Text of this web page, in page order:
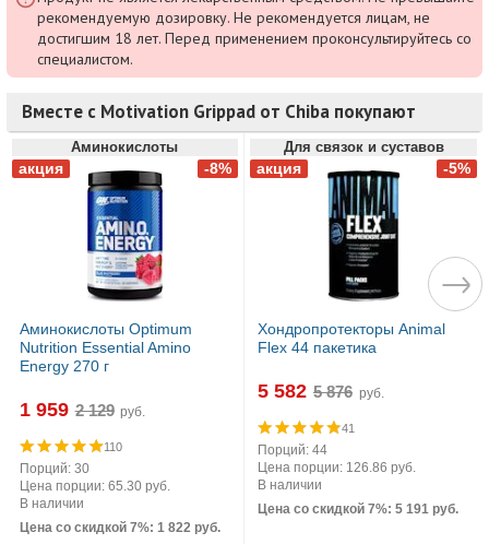
рекомендуемую дозировку. Не рекомендуется лицам, не
достигшим 18 лет. Перед применением проконсультируйтесь со
специалистом.
Вместе с Motivation Grippad от Chiba покупают
Аминокислоты
Аминокислоты Optimum
Nutrition Essential Amino
Energy 270 г
1 959 руб.
110
Порций: 30
Цена порции: 65.30 руб.
В наличии
Цена со скидкой 7%: 1 822 руб.
Для связок и суставов
Хондропротекторы Animal
Flex 44 пакетика
5 582 руб.
41
Порций: 44
Цена порции: 126.86 руб.
В наличии
Цена со скидкой 7%: 5 191 руб.